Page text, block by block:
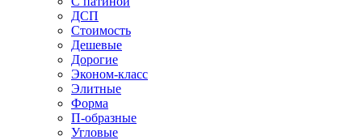
ДСП
Стоимость
Дешевые
Дорогие
Эконом-класс
Элитные
Форма
П-образные
Угловые